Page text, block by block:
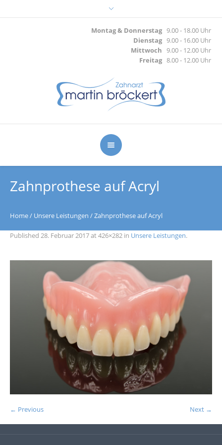
Montag & Donnerstag9.00 - 18.00 Uhr
Dienstag9.00 - 16.00 Uhr
Mittwoch 9.00 - 12.00 Uhr
Freitag8.00 - 12.00 Uhr
Zahnprothese auf Acryl
Home/ Unsere Leistungen /Zahnprothese auf Acryl
Published 28. Februar 2017at 426×282 in Unsere Leistungen.
← Previous Next →